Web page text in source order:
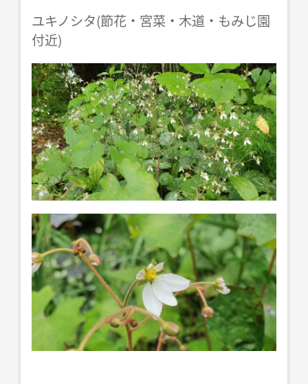
ユキノシタ(節花・宮菜・木道・もみじ園
付近)